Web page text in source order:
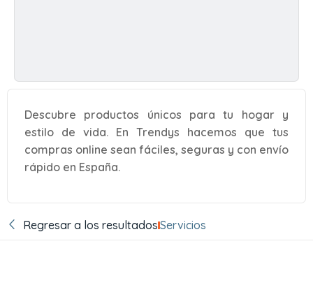
Descubre productos únicos para tu hogar y
estilo de vida. En Trendys hacemos que tus
compras online sean fáciles, seguras y con envío
rápido en España.
Regresar a los resultadosServicios